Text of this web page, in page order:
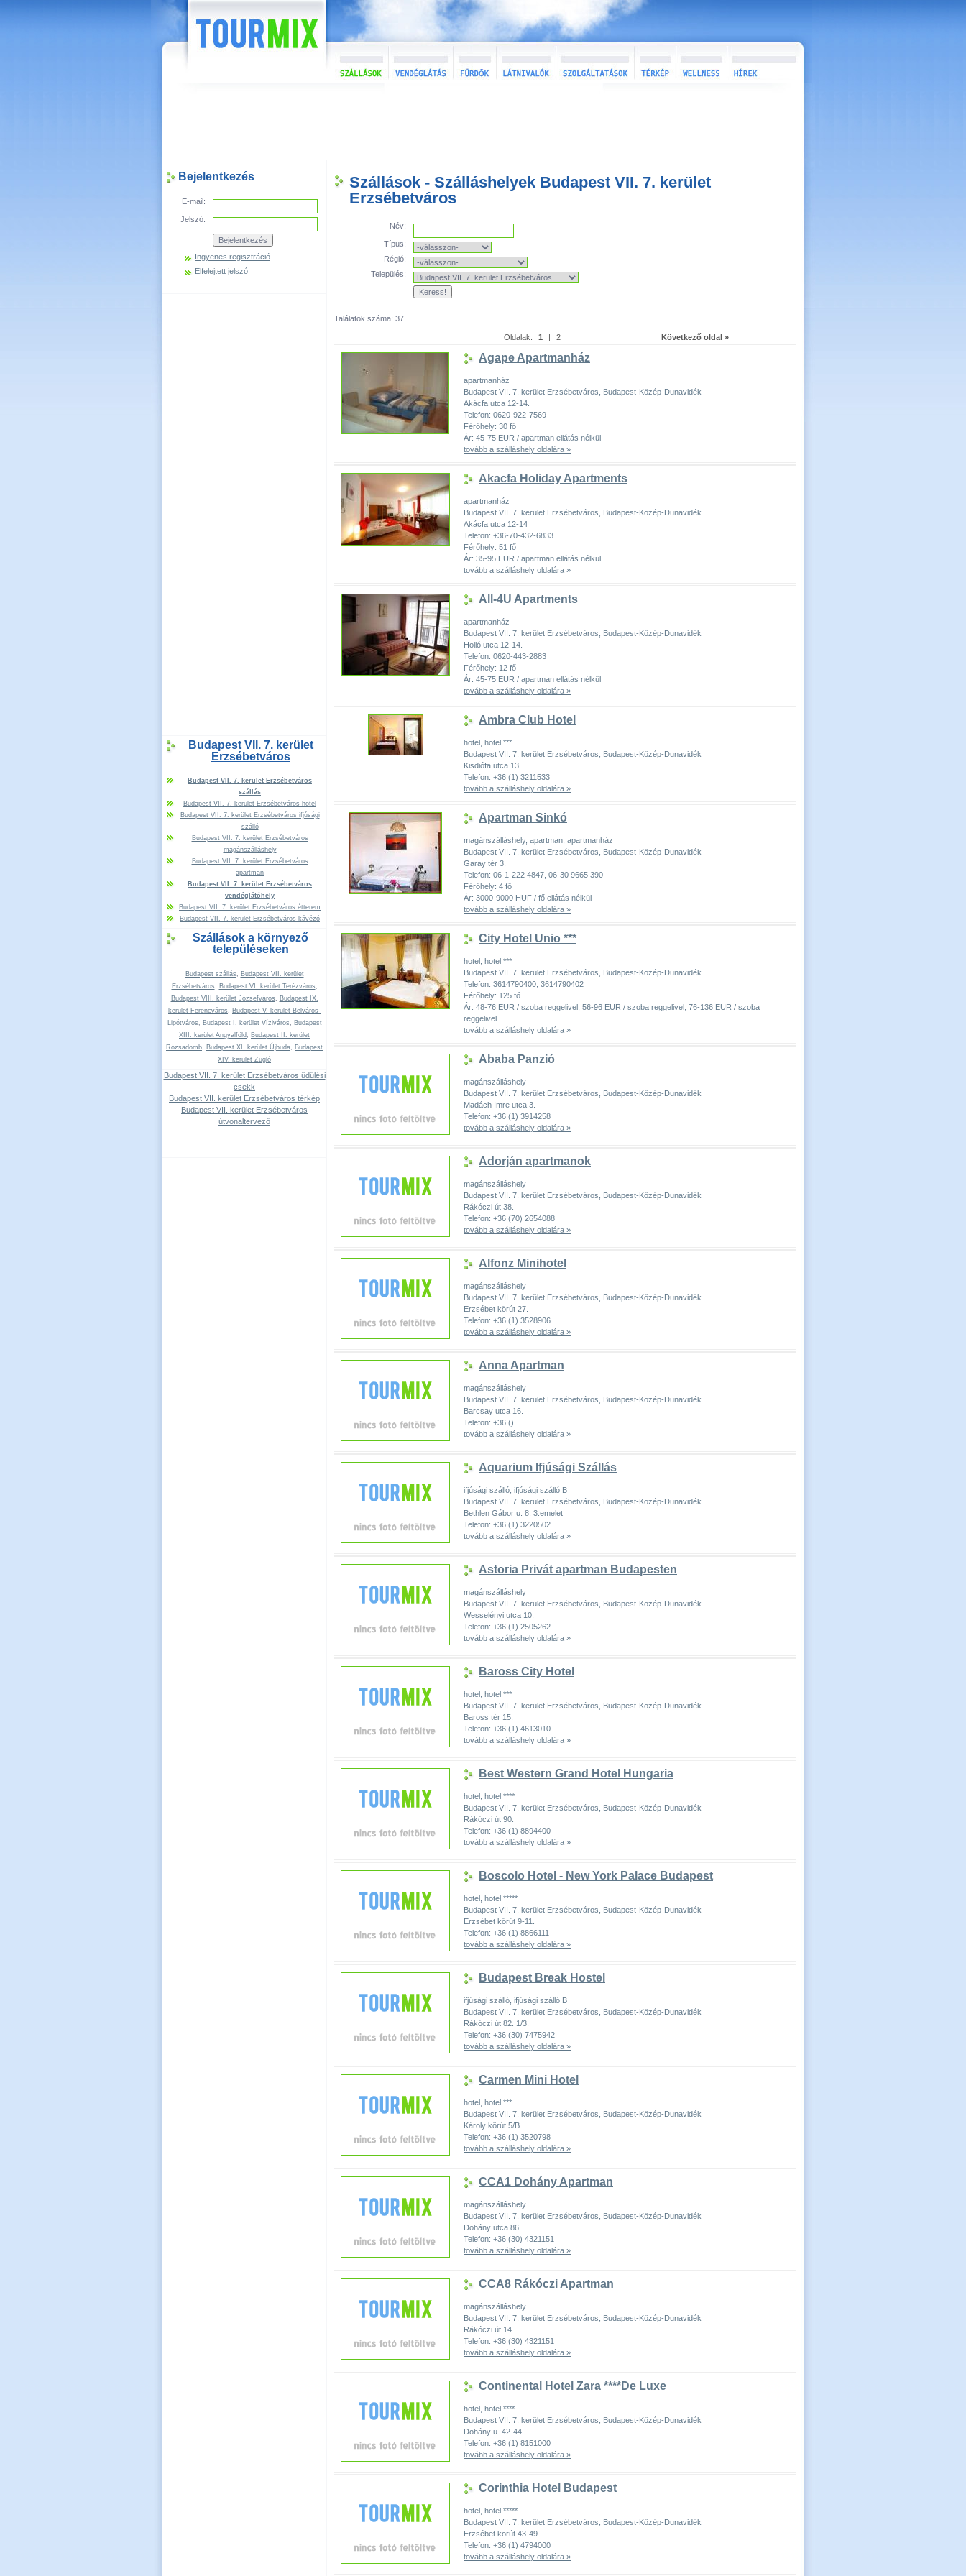
Bejelentkezés
E-mail:
Jelszó:
Ingyenes regisztráció
Elfelejtett jelszó
Budapest VII. 7. kerület
Erzsébetváros
Budapest VII. 7. kerület Erzsébetváros
szállás
Budapest VII. 7. kerület Erzsébetváros hotel
Budapest VII. 7. kerület Erzsébetváros ifjúsági
szálló
Budapest VII. 7. kerület Erzsébetváros
magánszálláshely
Budapest VII. 7. kerület Erzsébetváros
apartman
Budapest VII. 7. kerület Erzsébetváros
vendéglátóhely
Budapest VII. 7. kerület Erzsébetváros étterem
Budapest VII. 7. kerület Erzsébetváros kávézó
Szállások a környező
településeken
Budapest szállás, Budapest VII. kerület
Erzsébetváros, Budapest VI. kerület Terézváros,
Budapest VIII. kerület Józsefváros, Budapest IX.
kerület Ferencváros, Budapest V. kerület Belváros-
Lipótváros, Budapest I. kerület Víziváros, Budapest
XIII. kerület Angyalföld, Budapest II. kerület
Rózsadomb, Budapest XI. kerület Újbuda, Budapest
XIV. kerület Zugló
Budapest VII. 7. kerület Erzsébetváros üdülési
csekk
Budapest VII. kerület Erzsébetváros térkép
Budapest VII. kerület Erzsébetváros
útvonaltervező
Szállások - Szálláshelyek Budapest VII. 7. kerület
Erzsébetváros
Név:
Típus:
Régió:
Település:
Találatok száma: 37.
Oldalak: 1 | 2 Következő oldal »
Agape Apartmanház
apartmanház
Budapest VII. 7. kerület Erzsébetváros, Budapest-Közép-Dunavidék
Akácfa utca 12-14.
Telefon: 0620-922-7569
Férőhely: 30 fő
Ár: 45-75 EUR / apartman ellátás nélkül
tovább a szálláshely oldalára »
Akacfa Holiday Apartments
apartmanház
Budapest VII. 7. kerület Erzsébetváros, Budapest-Közép-Dunavidék
Akácfa utca 12-14
Telefon: +36-70-432-6833
Férőhely: 51 fő
Ár: 35-95 EUR / apartman ellátás nélkül
tovább a szálláshely oldalára »
All-4U Apartments
apartmanház
Budapest VII. 7. kerület Erzsébetváros, Budapest-Közép-Dunavidék
Holló utca 12-14.
Telefon: 0620-443-2883
Férőhely: 12 fő
Ár: 45-75 EUR / apartman ellátás nélkül
tovább a szálláshely oldalára »
Ambra Club Hotel
hotel, hotel ***
Budapest VII. 7. kerület Erzsébetváros, Budapest-Közép-Dunavidék
Kisdiófa utca 13.
Telefon: +36 (1) 3211533
tovább a szálláshely oldalára »
Apartman Sinkó
magánszálláshely, apartman, apartmanház
Budapest VII. 7. kerület Erzsébetváros, Budapest-Közép-Dunavidék
Garay tér 3.
Telefon: 06-1-222 4847, 06-30 9665 390
Férőhely: 4 fő
Ár: 3000-9000 HUF / fő ellátás nélkül
tovább a szálláshely oldalára »
City Hotel Unio ***
hotel, hotel ***
Budapest VII. 7. kerület Erzsébetváros, Budapest-Közép-Dunavidék
Telefon: 3614790400, 3614790402
Férőhely: 125 fő
Ár: 48-76 EUR / szoba reggelivel, 56-96 EUR / szoba reggelivel, 76-136 EUR / szoba
reggelivel
tovább a szálláshely oldalára »
Ababa Panzió
magánszálláshely
Budapest VII. 7. kerület Erzsébetváros, Budapest-Közép-Dunavidék
Madách Imre utca 3.
Telefon: +36 (1) 3914258
tovább a szálláshely oldalára »
Adorján apartmanok
magánszálláshely
Budapest VII. 7. kerület Erzsébetváros, Budapest-Közép-Dunavidék
Rákóczi út 38.
Telefon: +36 (70) 2654088
tovább a szálláshely oldalára »
Alfonz Minihotel
magánszálláshely
Budapest VII. 7. kerület Erzsébetváros, Budapest-Közép-Dunavidék
Erzsébet körút 27.
Telefon: +36 (1) 3528906
tovább a szálláshely oldalára »
Anna Apartman
magánszálláshely
Budapest VII. 7. kerület Erzsébetváros, Budapest-Közép-Dunavidék
Barcsay utca 16.
Telefon: +36 ()
tovább a szálláshely oldalára »
Aquarium Ifjúsági Szállás
ifjúsági szálló, ifjúsági szálló B
Budapest VII. 7. kerület Erzsébetváros, Budapest-Közép-Dunavidék
Bethlen Gábor u. 8. 3.emelet
Telefon: +36 (1) 3220502
tovább a szálláshely oldalára »
Astoria Privát apartman Budapesten
magánszálláshely
Budapest VII. 7. kerület Erzsébetváros, Budapest-Közép-Dunavidék
Wesselényi utca 10.
Telefon: +36 (1) 2505262
tovább a szálláshely oldalára »
Baross City Hotel
hotel, hotel ***
Budapest VII. 7. kerület Erzsébetváros, Budapest-Közép-Dunavidék
Baross tér 15.
Telefon: +36 (1) 4613010
tovább a szálláshely oldalára »
Best Western Grand Hotel Hungaria
hotel, hotel ****
Budapest VII. 7. kerület Erzsébetváros, Budapest-Közép-Dunavidék
Rákóczi út 90.
Telefon: +36 (1) 8894400
tovább a szálláshely oldalára »
Boscolo Hotel - New York Palace Budapest
hotel, hotel *****
Budapest VII. 7. kerület Erzsébetváros, Budapest-Közép-Dunavidék
Erzsébet körút 9-11.
Telefon: +36 (1) 8866111
tovább a szálláshely oldalára »
Budapest Break Hostel
ifjúsági szálló, ifjúsági szálló B
Budapest VII. 7. kerület Erzsébetváros, Budapest-Közép-Dunavidék
Rákóczi út 82. 1/3.
Telefon: +36 (30) 7475942
tovább a szálláshely oldalára »
Carmen Mini Hotel
hotel, hotel ***
Budapest VII. 7. kerület Erzsébetváros, Budapest-Közép-Dunavidék
Károly körút 5/B.
Telefon: +36 (1) 3520798
tovább a szálláshely oldalára »
CCA1 Dohány Apartman
magánszálláshely
Budapest VII. 7. kerület Erzsébetváros, Budapest-Közép-Dunavidék
Dohány utca 86.
Telefon: +36 (30) 4321151
tovább a szálláshely oldalára »
CCA8 Rákóczi Apartman
magánszálláshely
Budapest VII. 7. kerület Erzsébetváros, Budapest-Közép-Dunavidék
Rákóczi út 14.
Telefon: +36 (30) 4321151
tovább a szálláshely oldalára »
Continental Hotel Zara ****De Luxe
hotel, hotel ****
Budapest VII. 7. kerület Erzsébetváros, Budapest-Közép-Dunavidék
Dohány u. 42-44.
Telefon: +36 (1) 8151000
tovább a szálláshely oldalára »
Corinthia Hotel Budapest
hotel, hotel *****
Budapest VII. 7. kerület Erzsébetváros, Budapest-Közép-Dunavidék
Erzsébet körút 43-49.
Telefon: +36 (1) 4794000
tovább a szálláshely oldalára »